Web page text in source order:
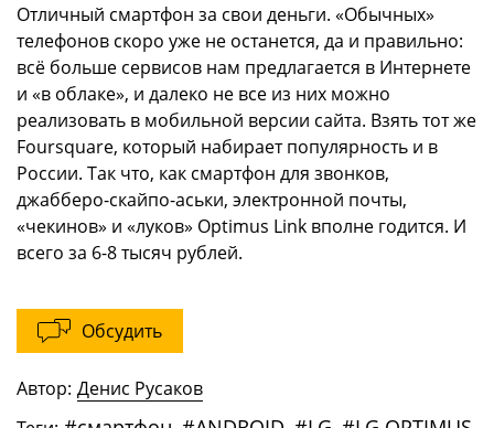
Отличный смартфон за свои деньги. «Обычных»
телефонов скоро уже не останется, да и правильно:
всё больше сервисов нам предлагается в Интернете
и «в облаке», и далеко не все из них можно
реализовать в мобильной версии сайта. Взять тот же
Foursquare, который набирает популярность и в
России. Так что, как смартфон для звонков,
джабберо-скайпо-аськи, электронной почты,
«чекинов» и «луков» Optimus Link вполне годится. И
всего за 6-8 тысяч рублей.
Обсудить
Автор: Денис Русаков